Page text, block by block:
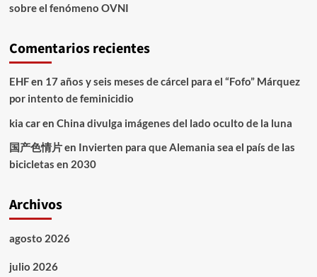
sobre el fenómeno OVNI
Comentarios recientes
EHFen 17 años y seis meses de cárcel para el “Fofo” Márquez
por intento de feminicidio
kia caren China divulga imágenes del lado oculto de la luna
国产色情片en Invierten para que Alemania sea el país de las
bicicletas en 2030
Archivos
agosto 2026
julio 2026